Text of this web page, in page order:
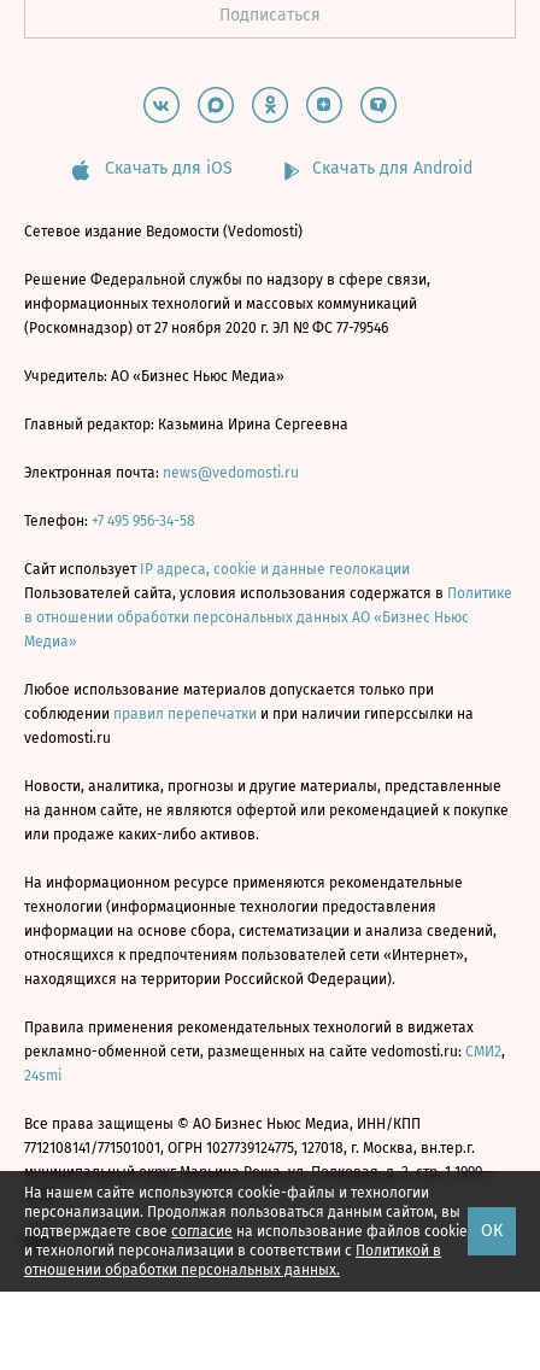
На нашем сайте используются cookie-файлы и технологии
персонализации. Продолжая пользоваться данным сайтом, вы
подтверждаете свое согласие на использование файлов cookie
и технологий персонализации в соответствии с Политикой в
отношении обработки персональных данных.
ОК
Скачать для iOS Скачать для Android
Сетевое издание Ведомости (Vedomosti)
Решение Федеральной службы по надзору в сфере связи,
информационных технологий и массовых коммуникаций
(Роскомнадзор) от 27 ноября 2020 г. ЭЛ № ФС 77-79546
Учредитель: АО «Бизнес Ньюс Медиа»
Главный редактор: Казьмина Ирина Сергеевна
Электронная почта: news@vedomosti.ru
Телефон: +7 495 956-34-58
Сайт использует IP адреса, cookie и данные геолокации
Пользователей сайта, условия использования содержатся в Политике
в отношении обработки персональных данных АО «Бизнес Ньюс
Медиа»
Любое использование материалов допускается только при
соблюдении правил перепечатки и при наличии гиперссылки на
vedomosti.ru
Новости, аналитика, прогнозы и другие материалы, представленные
на данном сайте, не являются офертой или рекомендацией к покупке
или продаже каких-либо активов.
На информационном ресурсе применяются рекомендательные
технологии (информационные технологии предоставления
информации на основе сбора, систематизации и анализа сведений,
относящихся к предпочтениям пользователей сети «Интернет»,
находящихся на территории Российской Федерации).
Правила применения рекомендательных технологий в виджетах
рекламно-обменной сети, размещенных на сайте vedomosti.ru: СМИ2,
24smi
Все права защищены © АО Бизнес Ньюс Медиа, ИНН/КПП
7712108141/771501001, ОГРН 1027739124775, 127018, г. Москва, вн.тер.г.
муниципальный округ Марьина Роща, ул. Полковая, д. 3, стр. 1 1999—
2026